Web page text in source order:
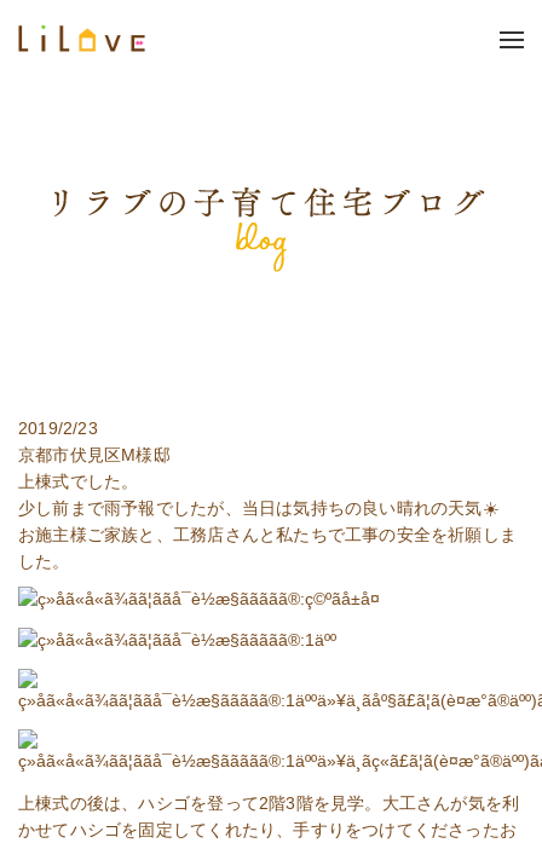
2019/2/23
京都市伏見区M様邸
上棟式でした。
少し前まで雨予報でしたが、当日は気持ちの良い晴れの天気☀️
お施主様ご家族と、工務店さんと私たちで工事の安全を祈願しま
した。
上棟式の後は、ハシゴを登って2階3階を見学。大工さんが気を利
かせてハシゴを固定してくれたり、手すりをつけてくださったお